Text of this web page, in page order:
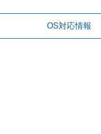
OS対応情報